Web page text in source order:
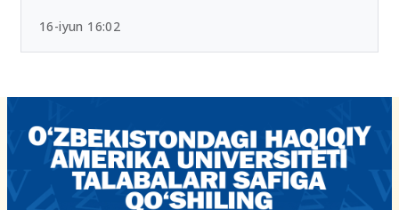
Chet tili sertifikatlari bo‘yicha yangi tartib
tasdiqlandi